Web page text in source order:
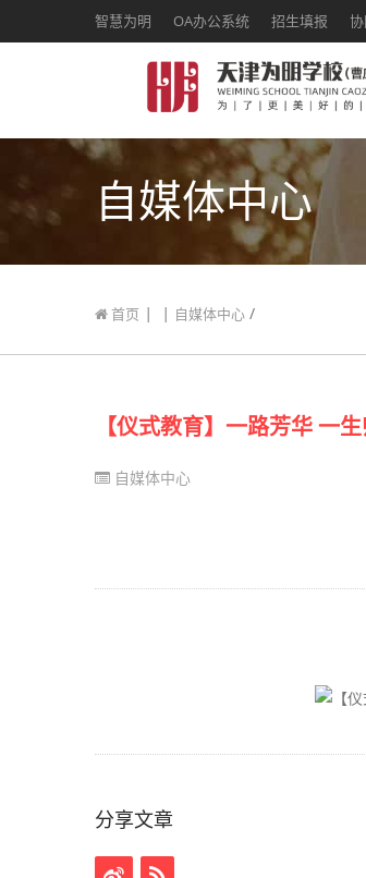
智慧为明 OA办公系统 招生填报
自媒体中心
首页 | | 自媒体中心 /
【仪式教育】一路芳华 一
自媒体中心
分享文章